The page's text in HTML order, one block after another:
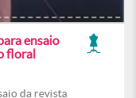
ensaio
floral
da revista